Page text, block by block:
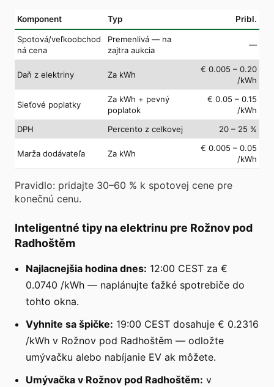
Komponent Typ Pribl.
Spotová/veľkoobchod
ná cena
Premenlivá — na
zajtra aukcia
—
Daň z elektriny Za kWh
€ 0.005 – 0.20
/kWh
Sieťové poplatky
Za kWh + pevný
poplatok
€ 0.05 – 0.15
/kWh
DPH
Percento z celkovej 20 – 25 %
Marža dodávateľa Za kWh
€ 0.005 – 0.05
/kWh
Pravidlo: pridajte 30–60 % k spotovej cene pre
konečnú cenu.
Inteligentné tipy na elektrinu pre Rožnov pod
Radhoštěm
Najlacnejšia hodina dnes: 12:00 CEST za €
0.0740 /kWh — naplánujte ťažké spotrebiče do
tohto okna.
Vyhnite sa špičke: 19:00 CEST dosahuje € 0.2316
/kWh v Rožnov pod Radhoštěm — odložte
umývačku alebo nabíjanie EV ak môžete.
Umývačka v Rožnov pod Radhoštěm: v